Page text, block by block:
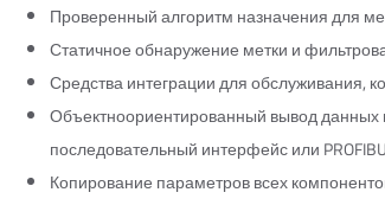
Проверенный алгоритм назначения для
Статичное обнаружение метки и
Средства интеграции для обслуживания,
Объектноориентированный вывод данных
последовательный интерфейс или
Копирование параметров всех